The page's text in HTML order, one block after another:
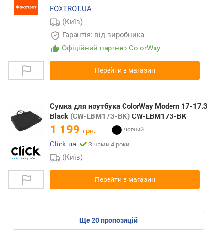
FOXTROT.UA
(Київ)
Гарантія: від виробника
Офіційний партнер ColorWay
Перейти в магазин
Сумка для ноутбука ColorWay Modern 17-17.3
Black (CW-LBM173-BK) CW-LBM173-BK
1 199 грн.
Click.ua
З нами 4 роки
(Київ)
Перейти в магазин
ще20пропозицій